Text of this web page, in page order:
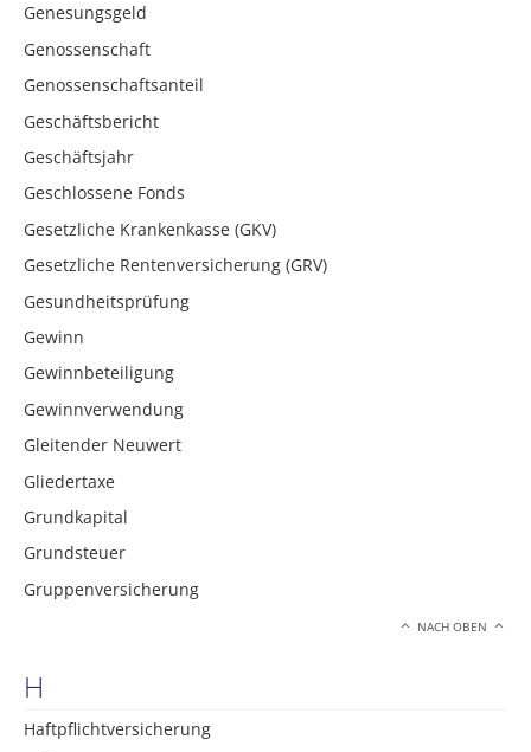
Genesungsgeld
Genossenschaft
Genossenschaftsanteil
Geschäftsbericht
Geschäftsjahr
Geschlossene Fonds
Gesetzliche Krankenkasse (GKV)
Gesetzliche Rentenversicherung (GRV)
Gesundheitsprüfung
Gewinn
Gewinnbeteiligung
Gewinnverwendung
Gleitender Neuwert
Gliedertaxe
Grundkapital
Grundsteuer
Gruppenversicherung
NACH OBEN
H
Haftpflichtversicherung